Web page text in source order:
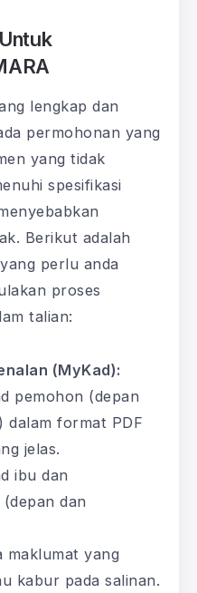
lengkap dan
permohonan yang
yang tidak
spesifikasi
Berikut adalah
perlu anda
proses
talian:
(MyKad):
pemohon (depan
dalam format PDF
jelas.
ibu dan
dan
maklumat yang
kabur pada salinan.